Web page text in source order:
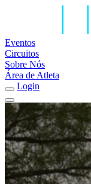
Eventos
Circuitos
Sobre Nós
Área de Atleta
Login